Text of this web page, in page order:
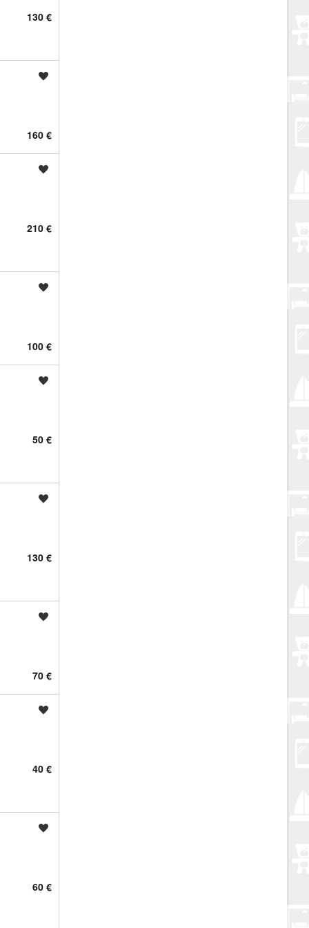
130 €
160 €
210 €
100 €
50 €
130 €
70 €
40 €
60 €